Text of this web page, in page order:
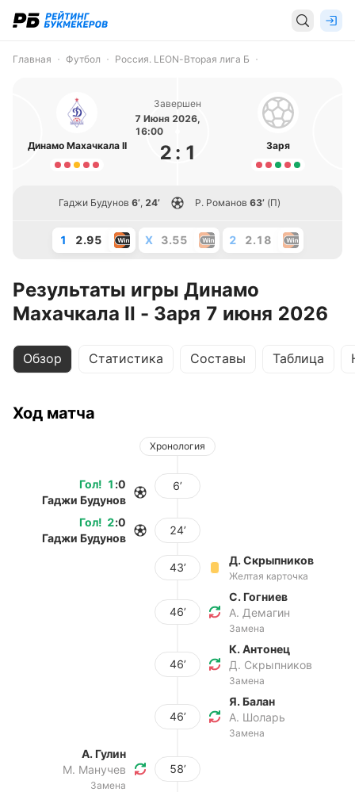
Главная Футбол Россия. LEON-Вторая лига Б
Динамо Махачкала II
Завершен
7 Июня 2026,
16:00
2 : 1 Заря
Гаджи Будунов 6’, 24’ Р. Романов 63’ (П)
1 2.95 X 3.55 2 2.18
Результаты игры Динамо
Махачкала II - Заря 7 июня 2026
Обзор Статистика Составы Таблица
Ход матча
Хронология
Гол! 1 :0
Гаджи Будунов
6’
Гол! 2:0
Гаджи Будунов
24’
43’
Д. Скрыпников
Желтая карточка
46’
С. Гогниев
А. Демагин
Замена
46’
К. Антонец
Д. Скрыпников
Замена
46’
Я. Балан
А. Шоларь
Замена
А. Гулин
М. Манучев
Замена
58’